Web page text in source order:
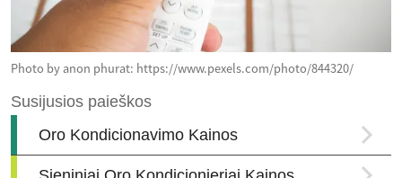
Photo by anon phurat: https://www.pexels.com/photo/844320/